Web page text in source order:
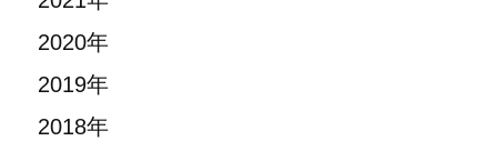
2020年
2019年
2018年